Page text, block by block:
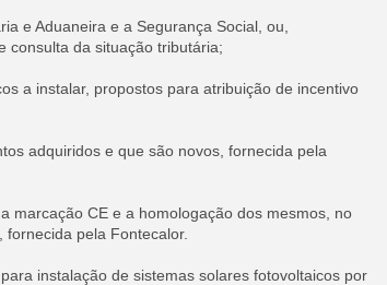
e Aduaneira e a Segurança Social, ou,
consulta da situação tributária;
a instalar, propostos para atribuição de incentivo
adquiridos e que são novos, fornecida pela
marcação CE e a homologação dos mesmos, no
pela Fontecalor.
instalação de sistemas solares fotovoltaicos por